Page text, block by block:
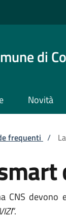
di
Novità
frequenti /
CNS devono
”.